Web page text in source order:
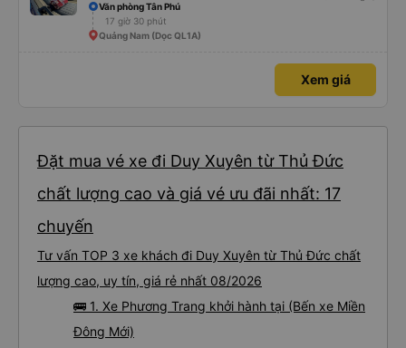
Văn phòng Tân Phú
17 giờ 30 phút
Quảng Nam (Dọc QL1A)
Xem giá
Đặt mua vé xe đi Duy Xuyên từ Thủ Đức
chất lượng cao và giá vé ưu đãi nhất: 17
chuyến
Tư vấn TOP 3 xe khách đi Duy Xuyên từ Thủ Đức chất
lượng cao, uy tín, giá rẻ nhất 08/2026
🚌 1. Xe Phương Trang khởi hành tại (Bến xe Miền
Đông Mới)